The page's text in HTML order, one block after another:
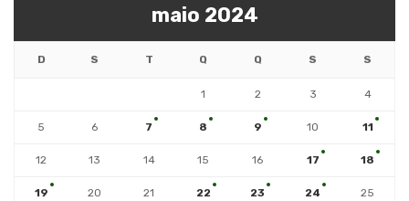
maio 2024
D S T Q Q S S
1 2 3 4
5 6 7 8 9 10 11
12 13 14 15 16 17 18
19 20 21 22 23 24 25